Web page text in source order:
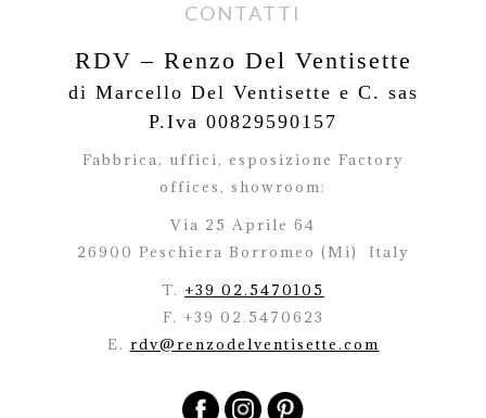
CONTATTI
RDV – Renzo Del Ventisette
di Marcello Del Ventisette e C. sas
P.Iva 00829590157
Fabbrica, uffici, esposizione Factory
offices, showroom:
Via 25 Aprile 64
26900 Peschiera Borromeo (Mi)
Italy
T. +39 02.5470105
F. +39 02.5470623
E. rdv@renzodelventisette.com